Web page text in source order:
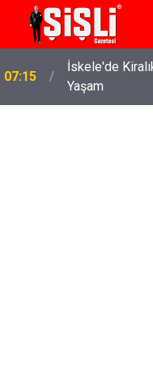
07:15
İskele'de
Yaşam